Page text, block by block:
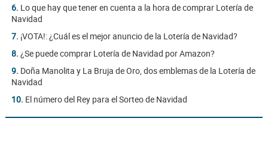
6. Lo que hay que tener en cuenta a la hora de comprar Lotería de
Navidad
7. ¡VOTA!: ¿Cuál es el mejor anuncio de la Lotería de Navidad?
8. ¿Se puede comprar Lotería de Navidad por Amazon?
9. Doña Manolita y La Bruja de Oro, dos emblemas de la Lotería de
Navidad
10. El número del Rey para el Sorteo de Navidad